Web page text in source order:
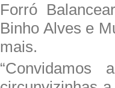
Forró
Binho Alves e
mais.